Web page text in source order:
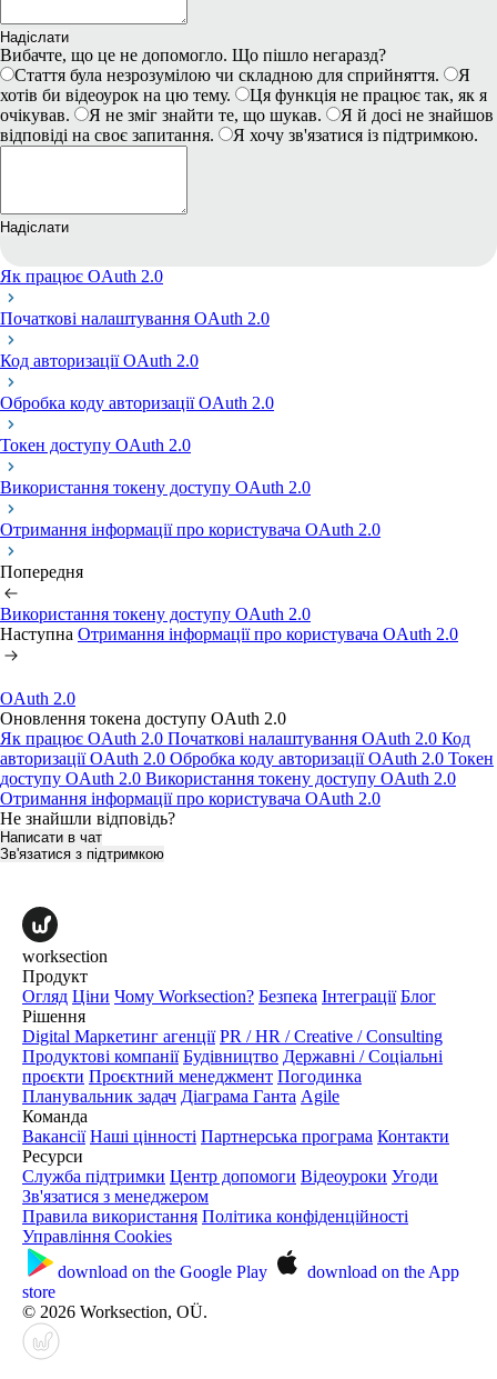
Надіслати
Вибачте, що це не допомогло. Що пішло негаразд?
Стаття була незрозумілою чи складною для сприйняття.
Я
хотів би відеоурок на цю тему.
Ця функція не працює так, як я
очікував.
Я не зміг знайти те, що шукав.
Я й досі не знайшов
відповіді на своє запитання.
Я хочу зв'язатися із підтримкою.
Надіслати
Як працює OAuth 2.0
Початкові налаштування OAuth 2.0
Код авторизації OAuth 2.0
Обробка коду авторизації OAuth 2.0
Токен доступу OAuth 2.0
Використання токену доступу OAuth 2.0
Отримання інформації про користувача OAuth 2.0
Попередня
Використання токену доступу OAuth 2.0
Наступна Отримання інформації про користувача OAuth 2.0
OAuth 2.0
Оновлення токена доступу OAuth 2.0
Як працює OAuth 2.0 Початкові налаштування OAuth 2.0 Код
авторизації OAuth 2.0 Обробка коду авторизації OAuth 2.0 Токен
доступу OAuth 2.0 Використання токену доступу OAuth 2.0
Отримання інформації про користувача OAuth 2.0
Не знайшли відповідь?
Написати в чат
Зв'язатися з підтримкою
worksection
Продукт
Огляд Ціни Чому Worksection? Безпека Інтеграції Блог
Рішення
Digital Маркетинг агенції PR / HR / Creative / Consulting
Продуктові компанії Будівництво Державні / Соціальні
проєкти Проєктний менеджмент Погодинка
Планувальник задач Діаграма Ганта Agile
Команда
Вакансії Наші цінності Партнерська програма Контакти
Ресурси
Служба підтримки Центр допомоги Відеоуроки Угоди
Зв'язатися з менеджером
Правила використання Політика конфіденційності
Управління Cookies
download on the Google Play download on the App
store
© 2026 Worksection, OÜ.